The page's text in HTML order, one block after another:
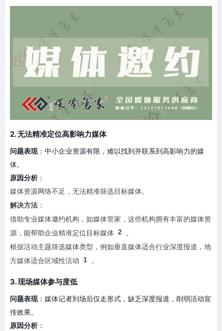
2. 无法精准定位高影响力媒体
问题表现：中小企业资源有限，难以找到并联系到高影响力的媒
体。
原因分析：
媒体资源网络不足，无法精准筛选目标媒体。
解决方法 ：
借助专业媒体邀约机构，如媒体管家，这些机构拥有丰富的媒体资
源，能帮助企业精准定位目标媒体 2
。
根据活动主题筛选媒体类型，例如垂直媒体适合行业深度报道，地
方媒体适合区域性活动
1 。
3. 现场媒体参与度低
问题表现：媒体记者到场后仅走形式，缺乏深度报道，削弱活动宣
传效果。
原因分析：